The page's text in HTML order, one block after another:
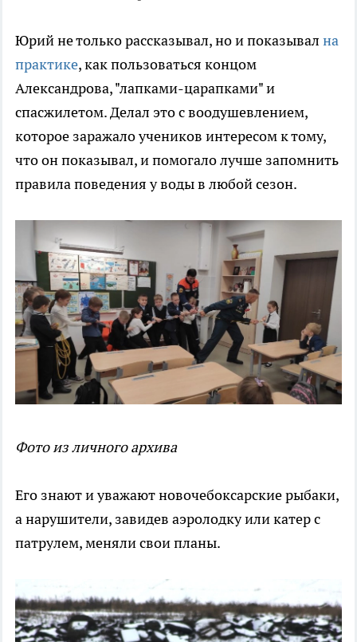
Юрий не только рассказывал, но и показывал на
практике, как пользоваться концом
Александрова, "лапками-царапками" и
спасжилетом. Делал это с воодушевлением,
которое заражало учеников интересом к тому,
что он показывал, и помогало лучше запомнить
правила поведения у воды в любой сезон.
Фото из личного архива
Его знают и уважают новочебоксарские рыбаки,
а нарушители, завидев аэролодку или катер с
патрулем, меняли свои планы.